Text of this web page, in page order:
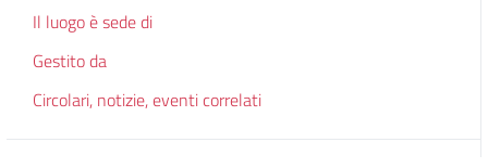
Il luogo è sede di
Gestito da
Circolari, notizie, eventi correlati